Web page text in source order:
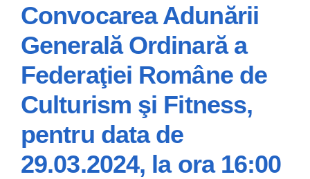
Adunării Generală
Ordinară a
Federaţiei Române
de Culturism şi
Fitness, pentru
data de 29.03.2024,
la ora 16:00
Convocarea Adunării
Generală Ordinară a
Federaţiei Române de
Culturism şi Fitness,
pentru data de
29.03.2024, la ora 16:00